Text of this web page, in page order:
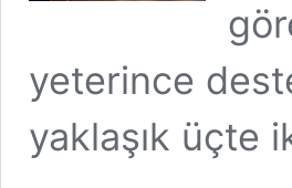
yeterince
yaklaşık üçte